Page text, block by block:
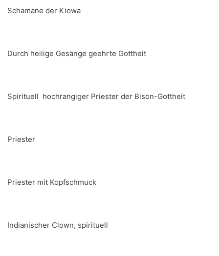
Schamane der Kiowa
Durch heilige Gesänge geehrte Gottheit
Spirituell hochrangiger Priester der Bison-Gottheit
Priester
Priester mit Kopfschmuck
Indianischer Clown, spirituell